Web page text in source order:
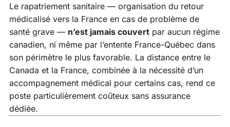
Le rapatriement sanitaire — organisation du retour
médicalisé vers la France en cas de problème de
santé grave — n’est jamais couvert par aucun régime
canadien, ni même par l’entente France-Québec dans
son périmètre le plus favorable. La distance entre le
Canada et la France, combinée à la nécessité d’un
accompagnement médical pour certains cas, rend ce
poste particulièrement coûteux sans assurance
dédiée.